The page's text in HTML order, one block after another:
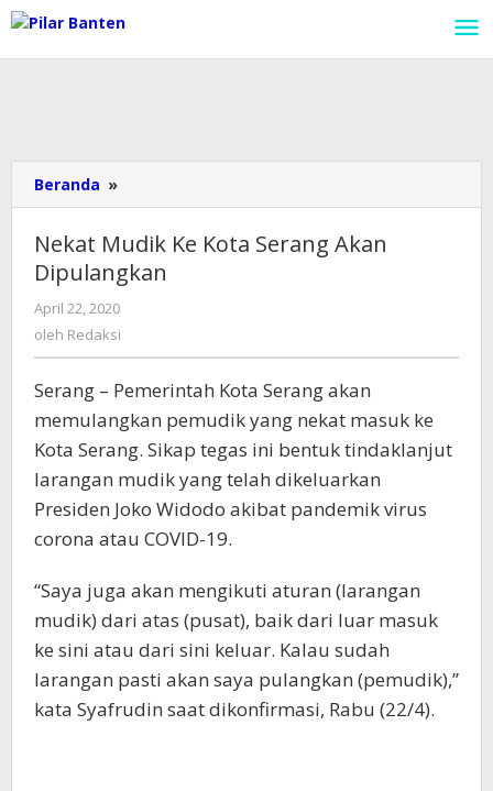
Lewati
ke
konten
Beranda »
Mudik
Kota
Serang
Nekat Mudik Ke Kota Serang Akan
Dipulangkan
April 22, 2020
oleh Redaksi
Serang – Pemerintah Kota Serang akan
memulangkan pemudik yang nekat masuk ke
Kota Serang. Sikap tegas ini bentuk tindaklanjut
larangan mudik yang telah dikeluarkan
Presiden Joko Widodo akibat pandemik virus
corona atau COVID-19.
“Saya juga akan mengikuti aturan (larangan
mudik) dari atas (pusat), baik dari luar masuk
ke sini atau dari sini keluar. Kalau sudah
larangan pasti akan saya pulangkan (pemudik),”
kata Syafrudin saat dikonfirmasi, Rabu (22/4).